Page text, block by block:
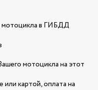
мотоцикла в ГИБДД
мотоцикла на этот
картой, оплата на